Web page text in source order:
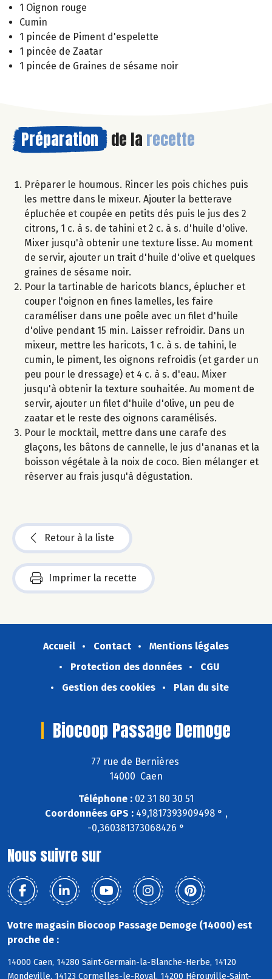
1 Oignon rouge
Cumin
1 pincée de Piment d'espelette
1 pincée de Zaatar
1 pincée de Graines de sésame noir
Préparation de la recette
Préparer le houmous. Rincer les pois chiches puis
les mettre dans le mixeur. Ajouter la betterave
épluchée et coupée en petits dés puis le jus des 2
citrons, 1 c. à s. de tahini et 2 c. à s. d'huile d'olive.
Mixer jusqu'à obtenir une texture lisse. Au moment
de servir, ajouter un trait d'huile d'olive et quelques
graines de sésame noir.
Pour la tartinable de haricots blancs, éplucher et
couper l'oignon en fines lamelles, les faire
caraméliser dans une poêle avec un filet d'huile
d'olive pendant 15 min. Laisser refroidir. Dans un
mixeur, mettre les haricots, 1 c. à s. de tahini, le
cumin, le piment, les oignons refroidis (et garder un
peu pour le dressage) et 4 c. à s. d'eau. Mixer
jusqu'à obtenir la texture souhaitée. Au moment de
servir, ajouter un filet d'huile d'olive, un peu de
zaatar et le reste des oignons caramélisés.
Pour le mocktail, mettre dans une carafe des
glaçons, les bâtons de cannelle, le jus d'ananas et la
boisson végétale à la noix de coco. Bien mélanger et
réserver au frais jusqu'à dégustation.
Retour à la liste
Imprimer la recette
Accueil Contact
Mentions légales
Protection des données
CGU
Gestion des cookies
Plan du site
Biocoop Passage Demoge
77 rue de Bernières
14000 Caen
Téléphone : 02 31 80 30 51
Coordonnées GPS :49,1817393909498 ° ,
-0,360381373068426 °
Nous suivre sur
Votre magasin Biocoop Passage Demoge (14000) est
proche de :
14000 Caen, 14280 Saint-Germain-la-Blanche-Herbe, 14120
Mondeville, 14123 Cormelles-le-Royal, 14200 Hérouville-Saint-